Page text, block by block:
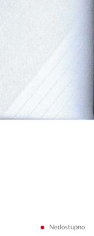
električna
Nedostupno